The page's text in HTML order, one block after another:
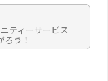
ティーサービス
う！